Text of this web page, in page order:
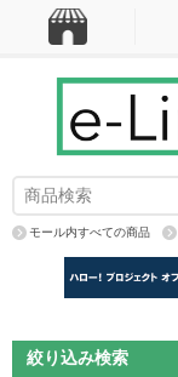
モール内すべての商品
絞り込み検索